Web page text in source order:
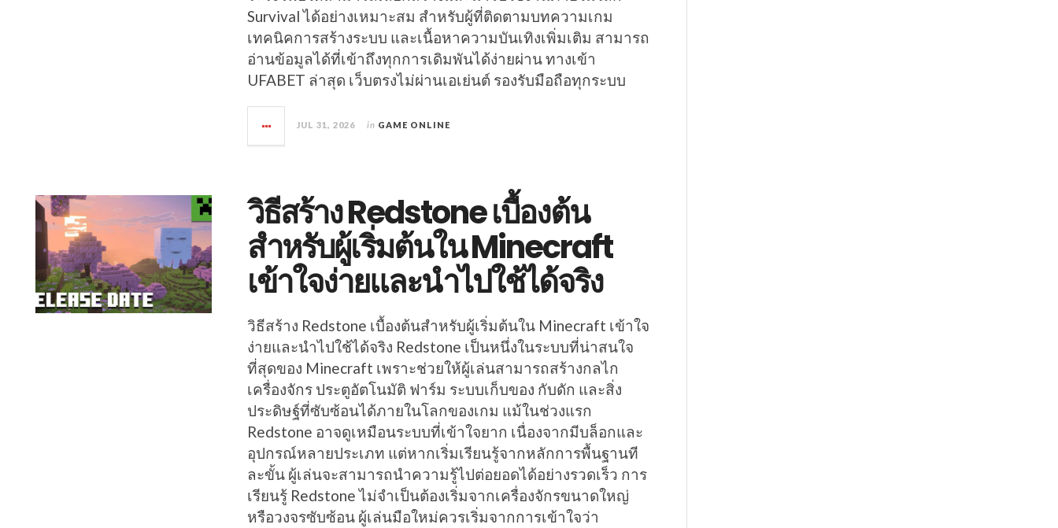
Survival ได้อย่างเหมาะสม สำหรับผู้ที่ติดตามบทความเกม
เทคนิคการสร้างระบบ และเนื้อหาความบันเทิงเพิ่มเติม สามารถ
อ่านข้อมูลได้ที่เข้าถึงทุกการเดิมพันได้ง่ายผ่าน ทางเข้า
UFABET ล่าสุด เว็บตรงไม่ผ่านเอเย่นต์ รองรับมือถือทุกระบบ
JUL 31, 2026 in GAME ONLINE
วิธีสร้าง Redstone เบื้องต้น
สำหรับผู้เริ่มต้นใน Minecraft
เข้าใจง่ายและนำไปใช้ได้จริง
วิธีสร้าง Redstone เบื้องต้นสำหรับผู้เริ่มต้นใน Minecraft เข้าใจ
ง่ายและนำไปใช้ได้จริง Redstone เป็นหนึ่งในระบบที่น่าสนใจ
ที่สุดของ Minecraft เพราะช่วยให้ผู้เล่นสามารถสร้างกลไก
เครื่องจักร ประตูอัตโนมัติ ฟาร์ม ระบบเก็บของ กับดัก และสิ่ง
ประดิษฐ์ที่ซับซ้อนได้ภายในโลกของเกม แม้ในช่วงแรก
Redstone อาจดูเหมือนระบบที่เข้าใจยาก เนื่องจากมีบล็อกและ
อุปกรณ์หลายประเภท แต่หากเริ่มเรียนรู้จากหลักการพื้นฐานที
ละขั้น ผู้เล่นจะสามารถนำความรู้ไปต่อยอดได้อย่างรวดเร็ว การ
เรียนรู้ Redstone ไม่จำเป็นต้องเริ่มจากเครื่องจักรขนาดใหญ่
หรือวงจรซับซ้อน ผู้เล่นมือใหม่ควรเริ่มจากการเข้าใจว่า